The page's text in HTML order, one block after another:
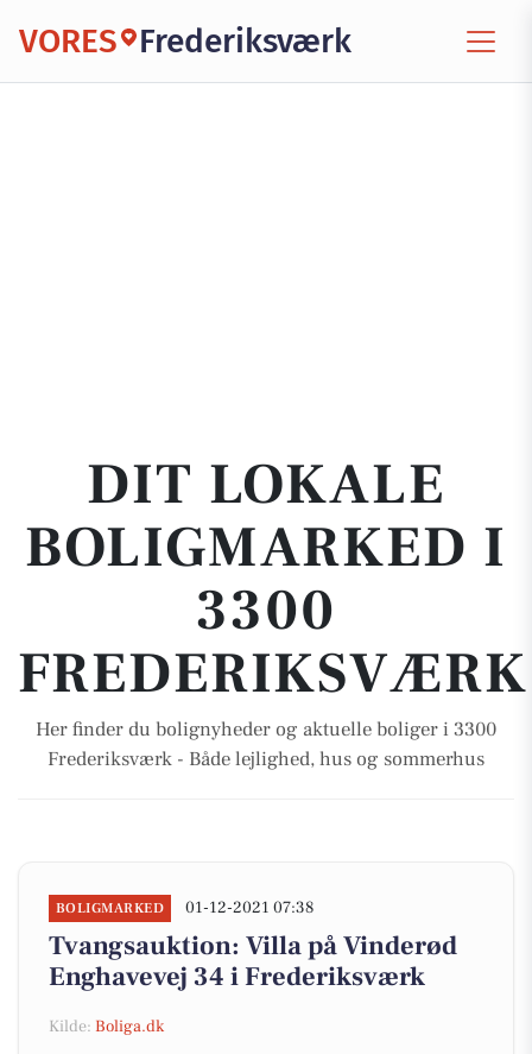
VORES Frederiksværk
DIT LOKALE
BOLIGMARKED I
3300
FREDERIKSVÆRK
Her finder du bolignyheder og aktuelle boliger i 3300
Frederiksværk - Både lejlighed, hus og sommerhus
BOLIGMARKED 01-12-2021 07:38
Tvangsauktion: Villa på Vinderød
Enghavevej 34 i Frederiksværk
Kilde: Boliga.dk